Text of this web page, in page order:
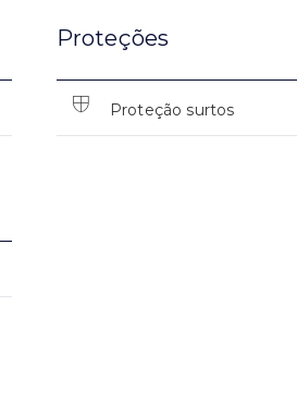
Proteções
Proteção surtos